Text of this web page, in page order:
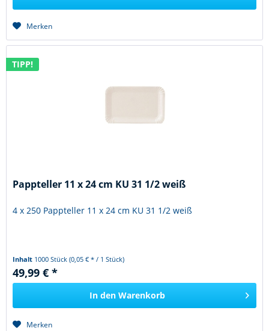
Merken
TIPP!
Pappteller 11 x 24 cm KU 31 1/2 weiß
4 x 250 Pappteller 11 x 24 cm KU 31 1/2 weiß
Inhalt 1000 Stück(0,05 € * / 1 Stück)
49,99 € *
In den Warenkorb
Merken